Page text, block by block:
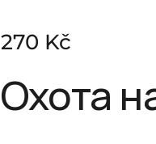
Стандартная
270 Kč
Охота